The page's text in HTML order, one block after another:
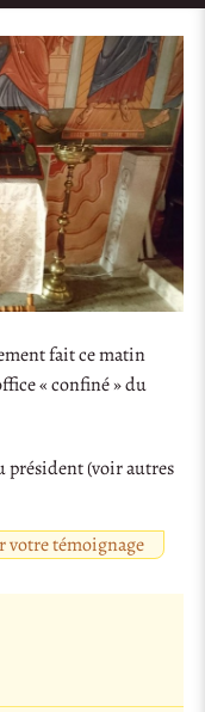
fait ce matin
« confiné » du
président (voir autres
votre témoignage